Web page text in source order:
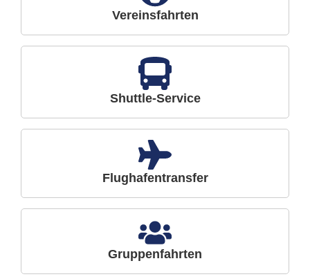
Vereinsfahrten
Shuttle-Service
Flughafentransfer
Gruppenfahrten